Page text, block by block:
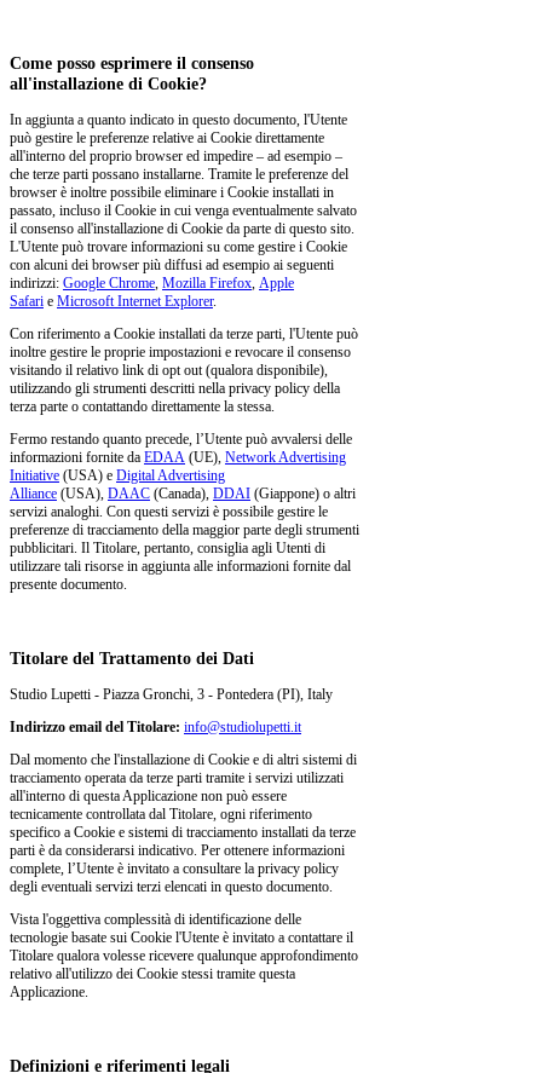
Come posso esprimere il consenso
all'installazione di Cookie?
In aggiunta a quanto indicato in questo documento, l'Utente
può gestire le preferenze relative ai Cookie direttamente
all'interno del proprio browser ed impedire – ad esempio –
che terze parti possano installarne. Tramite le preferenze del
browser è inoltre possibile eliminare i Cookie installati in
passato, incluso il Cookie in cui venga eventualmente salvato
il consenso all'installazione di Cookie da parte di questo sito.
L'Utente può trovare informazioni su come gestire i Cookie
con alcuni dei browser più diffusi ad esempio ai seguenti
indirizzi: Google Chrome, Mozilla Firefox, Apple
Safari e Microsoft Internet Explorer.
Con riferimento a Cookie installati da terze parti, l'Utente può
inoltre gestire le proprie impostazioni e revocare il consenso
visitando il relativo link di opt out (qualora disponibile),
utilizzando gli strumenti descritti nella privacy policy della
terza parte o contattando direttamente la stessa.
Fermo restando quanto precede, l’Utente può avvalersi delle
informazioni fornite da EDAA (UE), Network Advertising
Initiative (USA) e Digital Advertising
Alliance (USA), DAAC (Canada), DDAI (Giappone) o altri
servizi analoghi. Con questi servizi è possibile gestire le
preferenze di tracciamento della maggior parte degli strumenti
pubblicitari. Il Titolare, pertanto, consiglia agli Utenti di
utilizzare tali risorse in aggiunta alle informazioni fornite dal
presente documento.
Titolare del Trattamento dei Dati
Studio Lupetti - Piazza Gronchi, 3 - Pontedera (PI), Italy
Indirizzo email del Titolare: info@studiolupetti.it
Dal momento che l'installazione di Cookie e di altri sistemi di
tracciamento operata da terze parti tramite i servizi utilizzati
all'interno di questa Applicazione non può essere
tecnicamente controllata dal Titolare, ogni riferimento
specifico a Cookie e sistemi di tracciamento installati da terze
parti è da considerarsi indicativo. Per ottenere informazioni
complete, l’Utente è invitato a consultare la privacy policy
degli eventuali servizi terzi elencati in questo documento.
Vista l'oggettiva complessità di identificazione delle
tecnologie basate sui Cookie l'Utente è invitato a contattare il
Titolare qualora volesse ricevere qualunque approfondimento
relativo all'utilizzo dei Cookie stessi tramite questa
Applicazione.
Definizioni e riferimenti legali